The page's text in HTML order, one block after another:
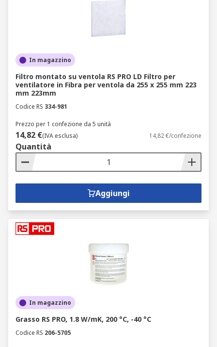
In magazzino
Filtro montato su ventola RS PRO LD Filtro per
ventilatore in Fibra per ventola da 255 x 255 mm 223
mm 223mm
Codice RS 334-981
Prezzo per 1 confezione da 5 unità
14,82 €(IVA esclusa) 14,82 €/confezione
Quantità
Aggiungi
In magazzino
Grasso RS PRO, 1.8 W/mK, 200 °C, -40 °C
Codice RS 206-5705